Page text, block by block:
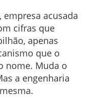
acusada
cifras que
apenas
que o
nome. Muda o
a engenharia